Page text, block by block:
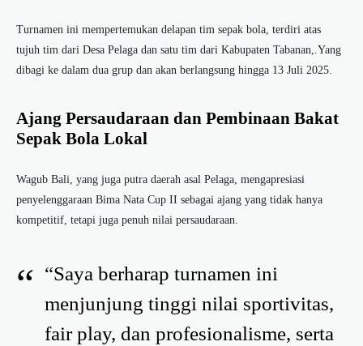
Turnamen ini mempertemukan delapan tim sepak bola, terdiri atas
tujuh tim dari Desa Pelaga dan satu tim dari Kabupaten Tabanan,.Yang
dibagi ke dalam dua grup dan akan berlangsung hingga 13 Juli 2025.
Ajang Persaudaraan dan Pembinaan Bakat
Sepak Bola Lokal
Wagub Bali, yang juga putra daerah asal Pelaga, mengapresiasi
penyelenggaraan Bima Nata Cup II sebagai ajang yang tidak hanya
kompetitif, tetapi juga penuh nilai persaudaraan.
“Saya berharap turnamen ini
menjunjung tinggi nilai sportivitas,
fair play, dan profesionalisme, serta